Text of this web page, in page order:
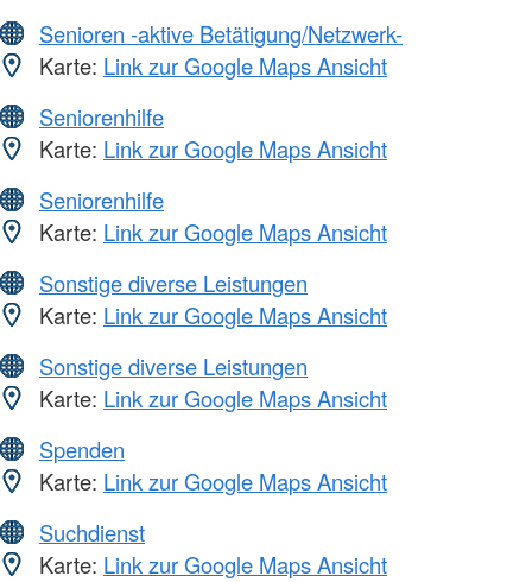
Senioren -aktive Betätigung/Netzwerk-
Karte: Link zur Google Maps Ansicht
Seniorenhilfe
Karte: Link zur Google Maps Ansicht
Seniorenhilfe
Karte: Link zur Google Maps Ansicht
Sonstige diverse Leistungen
Karte: Link zur Google Maps Ansicht
Sonstige diverse Leistungen
Karte: Link zur Google Maps Ansicht
Spenden
Karte: Link zur Google Maps Ansicht
Suchdienst
Karte: Link zur Google Maps Ansicht